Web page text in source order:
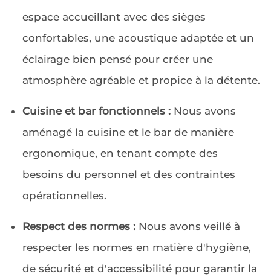
espace accueillant avec des sièges
confortables, une acoustique adaptée et un
éclairage bien pensé pour créer une
atmosphère agréable et propice à la détente.
Cuisine et bar fonctionnels : Nous avons
aménagé la cuisine et le bar de manière
ergonomique, en tenant compte des
besoins du personnel et des contraintes
opérationnelles.
Respect des normes : Nous avons veillé à
respecter les normes en matière d'hygiène,
de sécurité et d'accessibilité pour garantir la